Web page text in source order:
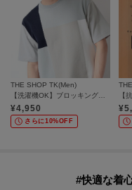
THE SHOP TK(Men)
¥4,950
さらに10%OFF
¥
#快適な着